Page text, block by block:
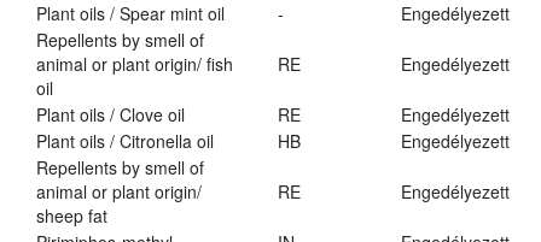
Plant oils / Spear mint oil
-
Engedélyezett
Repellents by smell of
animal or plant origin/ fish
oil
RE Engedélyezett
Plant oils / Clove oil RE
Engedélyezett
Plant oils / Citronella oil
HB
Engedélyezett
Repellents by smell of
animal or plant origin/
sheep fat
RE Engedélyezett